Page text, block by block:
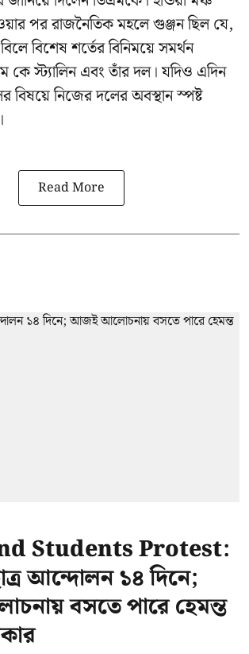
পর রাজনৈতিক মহলে গুঞ্জন ছিল যে,
বিলে বিশেষ শর্তের বিনিময়ে সমর্থন
কে স্ট্যালিন এবং তাঁর দল। যদিও এদিন
বিষয়ে নিজের দলের অবস্থান স্পষ্ট
Read More
Students Protest:
আন্দোলন ১৪ দিনে;
বসতে পারে হেমন্ত